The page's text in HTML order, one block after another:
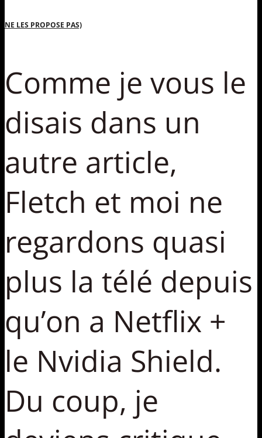
NE LES PROPOSE PAS)
Comme je vous le
disais dans un
autre article,
Fletch et moi ne
regardons quasi
plus la télé depuis
qu’on a Netflix +
le Nvidia Shield.
Du coup, je